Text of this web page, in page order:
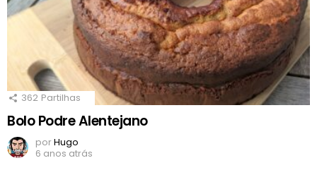
362 Partilhas
Bolo Podre Alentejano
porHugo
6 anos atrás